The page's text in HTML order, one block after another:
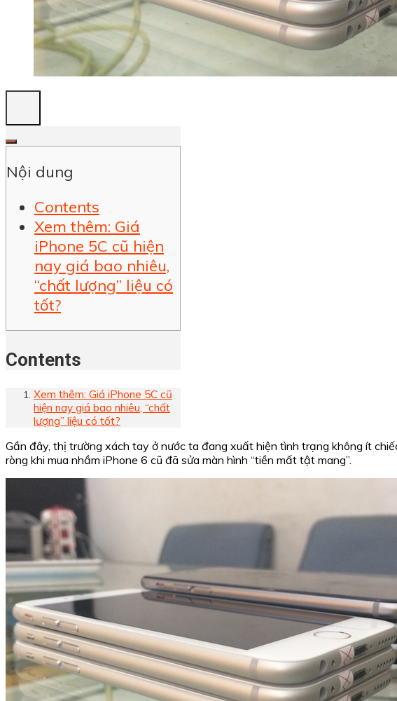
Nội dung
Contents
Xem thêm: Giá
iPhone 5C cũ hiện
nay giá bao nhiêu,
“chất lượng” liệu có
tốt?
Contents
Xem thêm: Giá iPhone 5C cũ
hiện nay giá bao nhiêu, “chất
lượng” liệu có tốt?
Gần đây, thị trường xách tay ở nước ta đang xuất hiện tình trạng không ít
ròng khi mua nhầm iPhone 6 cũ đã sửa màn hình “tiền mất tật mang”.